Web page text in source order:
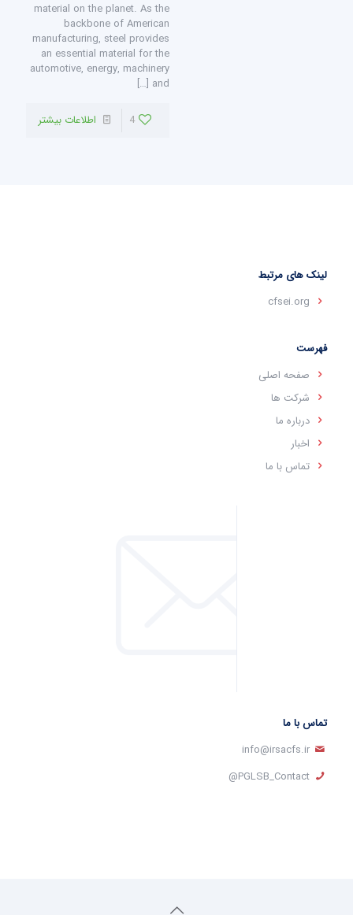
material on the planet. As the
backbone of American
manufacturing, steel provides
an essential material for the
automotive, energy, machinery
and
[…]
4 اطلاعات بیشتر
لینک های مرتبط
cfsei.org
فهرست
صفحه اصلی
شرکت ها
درباره ما
اخبار
تماس با ما
تماس با ما
info@irsacfs.ir
PGLSB_Contact@